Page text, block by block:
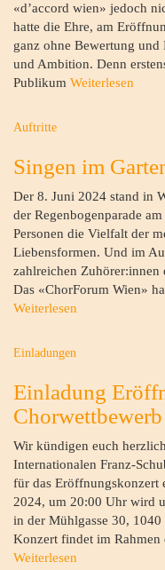
«d’accord wien» jedoch
hatte die Ehre, am
ganz ohne Bewertung
und Ambition. Denn
Publikum Weiterlesen
Auftritte
Singen im
Der 8. Juni 2024 stand in
der Regenbogenparade
Personen die Vielfalt der
Liebensformen. Und im
zahlreichen Zuhörer:innen
Das «ChorForum Wien»
Weiterlesen
Einladungen
Einladung
Wir kündigen euch
Internationalen Franz-
für das Eröffnungskonzert
2024, um 20:00 Uhr wird
in der Mühlgasse 30, 1040
Konzert findet im Rahmen
Weiterlesen